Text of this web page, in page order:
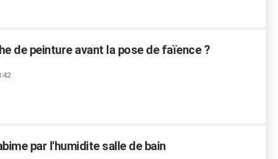
de peinture avant la pose de faïence ?
par l'humidite salle de bain